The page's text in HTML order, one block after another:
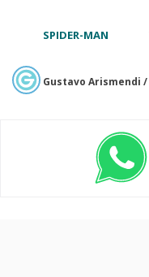
SPIDER-MAN
Gustavo Arismendi